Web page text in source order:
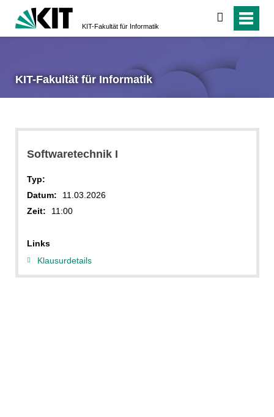
KIT-Fakultät für Informatik
suchen
KIT-Fakultät für Informatik
Softwaretechnik I
Typ:
Datum:
11.03.2026
Zeit:
11:00
Links
Klausurdetails